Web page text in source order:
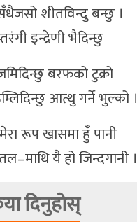
शीतविन्दु बन्छु ।
इन्द्रेणी भैदिन्छु
बरफको टुक्रो
आत्थु गर्ने भुल्को ।
रूप खासमा हुँ पानी
यै हो जिन्दगानी ।
दिनुहोस्